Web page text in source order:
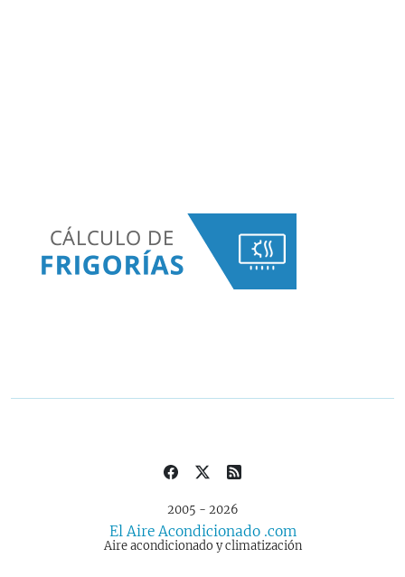
2005 - 2026
El Aire Acondicionado .com
Aire acondicionado y climatización